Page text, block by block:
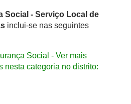
Social - Serviço Local de
inclui-se nas seguintes
Social - Ver mais
nesta categoria no distrito: